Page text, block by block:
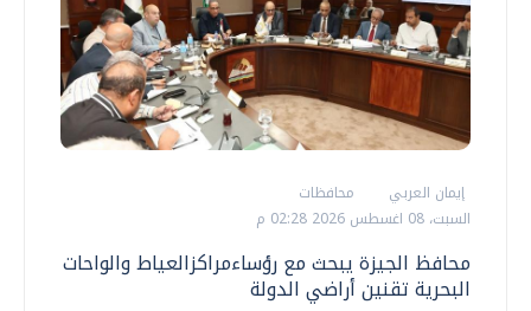
إيمان العربي
محافظات
السبت، 08 اغسطس 2026 02:28 م
محافظ الجيزة يبحث مع رؤساءمراكزالعياط والواحات
البحرية تقنين أراضي الدولة